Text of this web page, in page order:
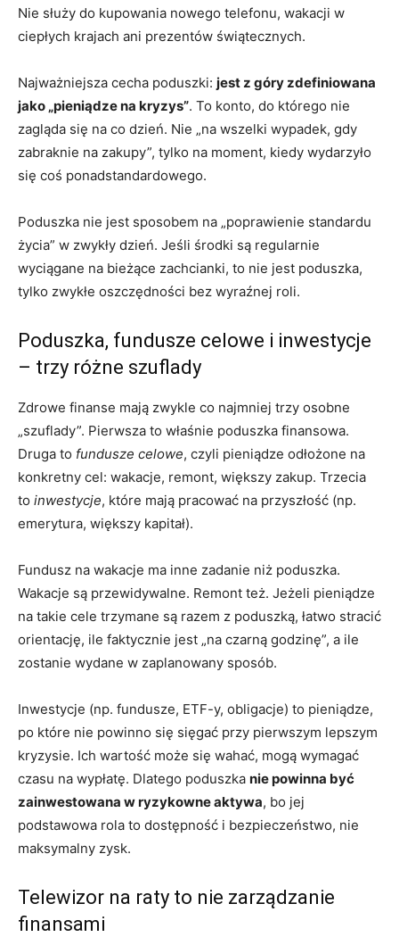
Nie służy do kupowania nowego telefonu, wakacji w
ciepłych krajach ani prezentów świątecznych.
Najważniejsza cecha poduszki: jest z góry zdefiniowana
jako „pieniądze na kryzys”. To konto, do którego nie
zagląda się na co dzień. Nie „na wszelki wypadek, gdy
zabraknie na zakupy”, tylko na moment, kiedy wydarzyło
się coś ponadstandardowego.
Poduszka nie jest sposobem na „poprawienie standardu
życia” w zwykły dzień. Jeśli środki są regularnie
wyciągane na bieżące zachcianki, to nie jest poduszka,
tylko zwykłe oszczędności bez wyraźnej roli.
Poduszka, fundusze celowe i inwestycje
– trzy różne szuflady
Zdrowe finanse mają zwykle co najmniej trzy osobne
„szuflady”. Pierwsza to właśnie poduszka finansowa.
Druga to fundusze celowe, czyli pieniądze odłożone na
konkretny cel: wakacje, remont, większy zakup. Trzecia
to inwestycje, które mają pracować na przyszłość (np.
emerytura, większy kapitał).
Fundusz na wakacje ma inne zadanie niż poduszka.
Wakacje są przewidywalne. Remont też. Jeżeli pieniądze
na takie cele trzymane są razem z poduszką, łatwo stracić
orientację, ile faktycznie jest „na czarną godzinę”, a ile
zostanie wydane w zaplanowany sposób.
Inwestycje (np. fundusze, ETF-y, obligacje) to pieniądze,
po które nie powinno się sięgać przy pierwszym lepszym
kryzysie. Ich wartość może się wahać, mogą wymagać
czasu na wypłatę. Dlatego poduszka nie powinna być
zainwestowana w ryzykowne aktywa, bo jej
podstawowa rola to dostępność i bezpieczeństwo, nie
maksymalny zysk.
Telewizor na raty to nie zarządzanie
finansami